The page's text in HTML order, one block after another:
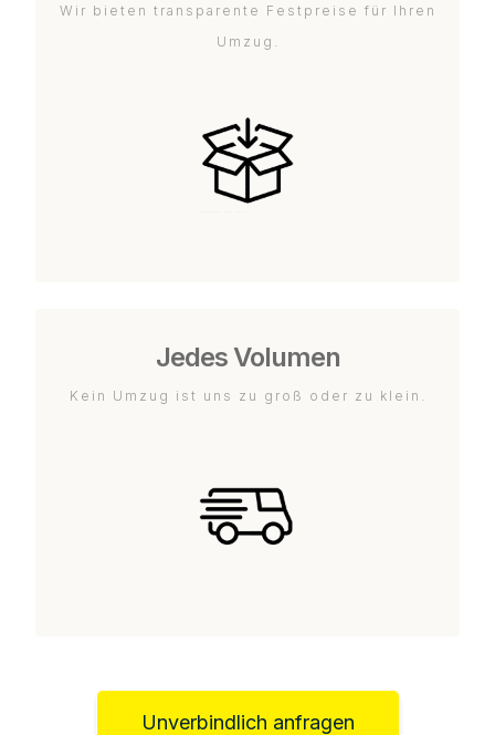
Wir bieten transparente Festpreise für Ihren
Umzug.
Jedes Volumen
Kein Umzug ist uns zu groß oder zu klein.
Unverbindlich anfragen